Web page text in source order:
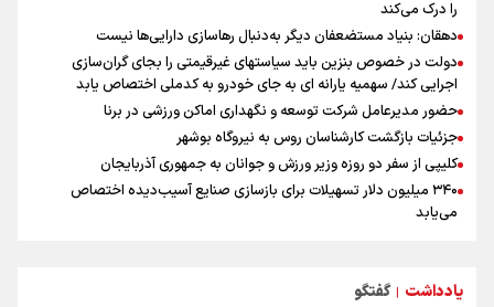
را درک می‌کند
دهقان: بنیاد مستضعفان دیگر به‌دنبال رهاسازی دارایی‌ها نیست
دولت در خصوص بنزین باید سیاستهای غیرقیمتی را بجای گران‌سازی
اجرایی کند/ سهمیه یارانه ای به جای خودرو به کدملی اختصاص یابد
حضور مدیرعامل شرکت توسعه و نگهداری اماکن ورزشی در برنا
جزئیات بازگشت کارشناسان روس به نیروگاه بوشهر
کلیپی از سفر دو روزه وزیر ورزش و جوانان به جمهوری آذربایجان
۳۴۰ میلیون دلار تسهیلات برای بازسازی صنایع آسیب‌دیده اختصاص
می‌یابد
استقبال ۳ هزار جوان از کارگاه‌های مهارت‌آموزی در ۲۵۰ شهرستان کشور
یادداشت | گفتگو